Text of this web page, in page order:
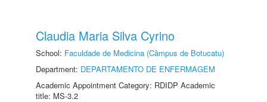
Claudia Maria Silva Cyrino
School: Faculdade de Medicina (Câmpus de Botucatu)
Department: DEPARTAMENTO DE ENFERMAGEM
Academic Appointment Category: RDIDP Academic
title: MS-3.2